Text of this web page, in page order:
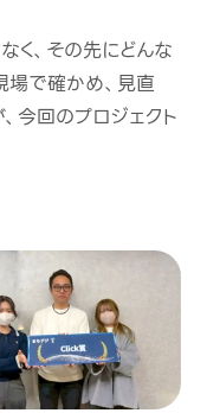
く、その先にどんな
場で確かめ、見直
今回のプロジェクト